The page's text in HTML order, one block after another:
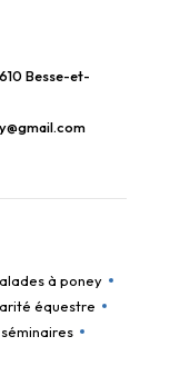
Besse-et-
à poney
équestre